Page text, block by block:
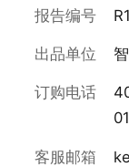
报告编号
出品单位
订购电话
客服邮箱